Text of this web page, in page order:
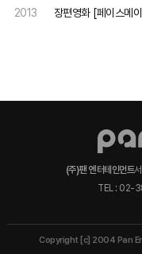
2013 장편영화 [페이스메
(주)팬 엔터테인먼트
TEL : 02-
Copyright [c] 2004 Pan